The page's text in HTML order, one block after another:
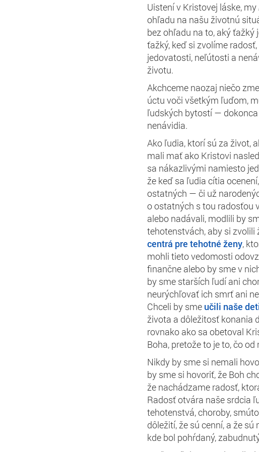
Uistení v Kristovej láske, my
ohľadu na našu životnú
bez ohľadu na to, aký ťažký
ťažký, keď si zvolíme
jedovatosti, neľútosti a
životu.
Akchceme naozaj niečo
úctu voči všetkým ľuďom,
ľudských bytostí —
nenávidia.
Ako ľudia, ktorí sú za život,
mali mať ako Kristovi
sa nákazlivými namiesto
že keď sa ľudia cítia
ostatných — či už
oostatných s tou radosťou
alebo nadávali, modlili by
tehotenstvách, aby si
centrá pre tehotné ženy,
mohli tieto vedomosti
finančne alebo by sme v
by sme starších ľudí ani
neurýchľovať ich smrť ani
Chceli by sme učili naše
života a dôležitosť konania
rovnako ako sa obetoval
Boha, pretože to je to, čo od
Nikdy by sme si nemali
by sme si hovoriť, že Boh
že nachádzame radosť,
Radosť otvára naše srdcia
tehotenstvá, choroby,
dôležití, že sú cenní, a že sú
kde bol pohŕdaný,